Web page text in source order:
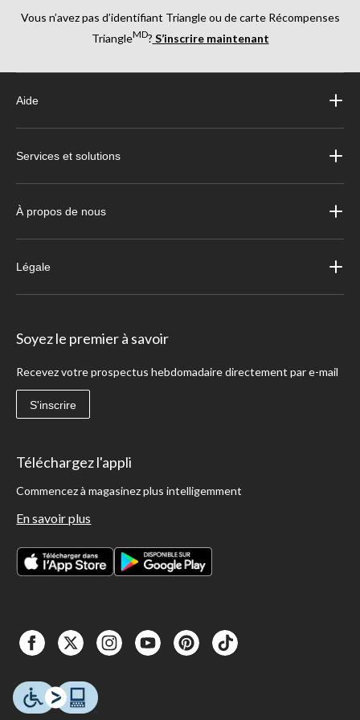
Vous n’avez pas d’identifiant Triangle ou de carte Récompenses
TriangleMD? S’inscrire maintenant
Aide
Services et solutions
À propos de nous
Légale
Soyez le premier à savoir
Recevez votre prospectus hebdomadaire directement par e-mail
S'inscrire
Téléchargez l'appli
Commencez à magasinez plus intelligemment
En savoir plus